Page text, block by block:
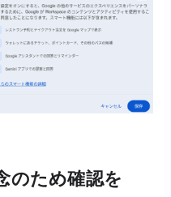
のため確認を